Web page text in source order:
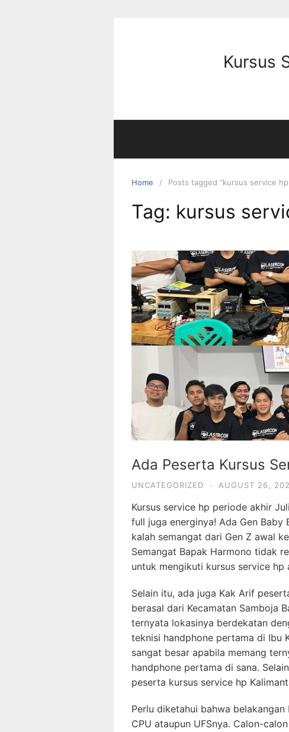
Kursus
Home Posts tagged “kursus service
Tag: kursus
Ada Peserta Kursus
UNCATEGORIZED · AUGUST 26,
Kursus service hp periode akhir
full juga energinya! Ada Gen
kalah semangat dari Gen Z awal
Semangat Bapak Harmono tidak
untuk mengikuti kursus service hp
Selain itu, ada juga Kak Arif
berasal dari Kecamatan Samboja
ternyata lokasinya berdekatan
teknisi handphone pertama di Ibu
sangat besar apabila memang
handphone pertama di sana.
peserta kursus service hp
Perlu diketahui bahwa
CPU ataupun UFSnya. Calon-